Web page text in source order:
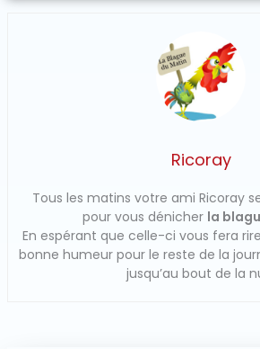
Ricoray
Tous les matins votre ami Ricoray
pour vous dénicher la
En espérant que celle-ci vous fera
bonne humeur pour le reste de la
jusqu’au bout de la